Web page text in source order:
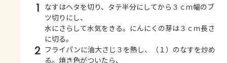
1 なすはヘタを切り、タテ半分にしてから３ｃｍ幅のブ
ツ切りにし、
水にさらして水気をきる。にんにくの芽は３ｃｍ長さ
に切る。
2 フライパンに油大さじ３を熱し、（１）のなすを炒め
る。焼き色がついたら、